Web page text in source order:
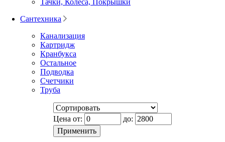
Сантехника
Канализация
Картридж
Кранбукса
Остальное
Подводка
Счетчики
Труба
Цена от: до: